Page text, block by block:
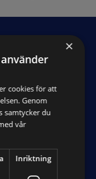
×
cookies för att
Genom
samtycker du
vår
Inriktning